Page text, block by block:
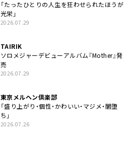
「たったひとりの人生を狂わせられたほうが
光栄」
2026.07.29
TAIRIK
ソロメジャーデビューアルバム『Mother』発
売
2026.07.29
東京メルヘン倶楽部
「盛り上がり・個性・かわいい・マジメ・闇堕
ち」
2026.07.26